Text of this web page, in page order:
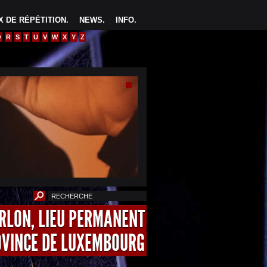
INFO.
NEWS.
DE RÉPÉTITION.
R S T U V W X Y Z
LIEU PERMANENT
DE LUXEMBOURG